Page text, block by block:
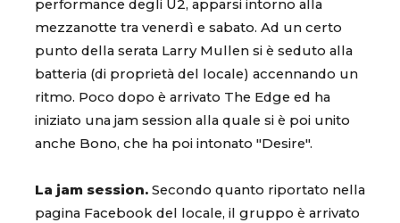
performance degli U2, apparsi intorno alla
mezzanotte tra venerdì e sabato. Ad un certo
punto della serata Larry Mullen si è seduto alla
batteria (di proprietà del locale) accennando un
ritmo. Poco dopo è arrivato The Edge ed ha
iniziato una jam session alla quale si è poi unito
anche Bono, che ha poi intonato "Desire".
La jam session. Secondo quanto riportato nella
pagina Facebook del locale, il gruppo è arrivato